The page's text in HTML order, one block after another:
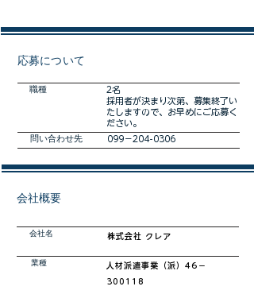
​応募について
職種
2名
採用者が決まり次第、募集終了い
たしますので、お早めにご応募く
ださい。
​問い合わせ先 099－204-0306
会社概要
会社名 株式会社 クレア​
業種
​人材派遣事業（派）46－
300118